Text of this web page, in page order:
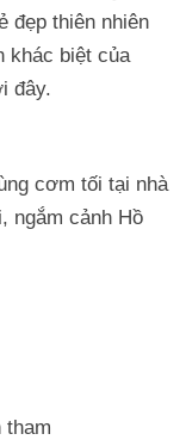
đẹp thiên nhiên
khác biệt của
đây.
cơm tối tại nhà
ngắm cảnh Hồ
tham